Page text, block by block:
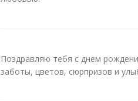
Поздравляю тебя с днем
заботы, цветов, сюрпризов и